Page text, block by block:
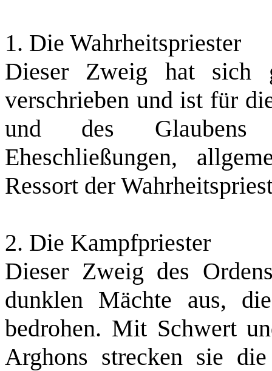
1. Die Wahrheitspriester
Dieser Zweig hat sich
verschrieben und ist für
und des Glaubens
Eheschließungen,
Ressort der
2. Die Kampfpriester
Dieser Zweig des
dunklen Mächte aus,
bedrohen. Mit Schwert
Arghons strecken sie